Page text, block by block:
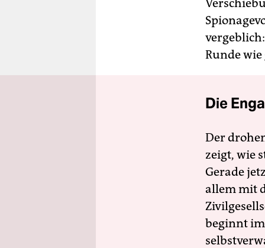
vergeblich:
Runde
Die
Der
zeigt, wie
Gerade
allem mit
beginnt